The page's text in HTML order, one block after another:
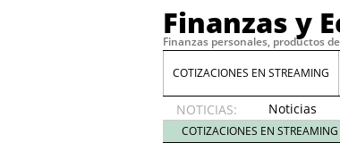
Finanzas y
Finanzas personales, productos
COTIZACIONES EN STREAMING
NOTICIAS:
Noticias
de XRP
por qué
COTIZACIONES EN STREAMING